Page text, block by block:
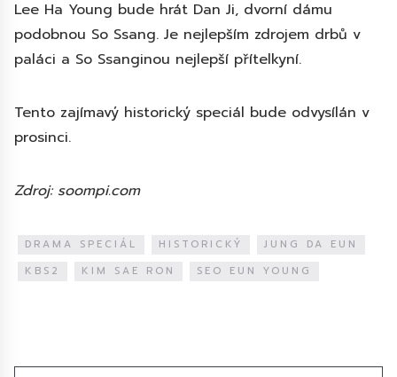
Lee Ha Young bude hrát Dan Ji, dvorní dámu
podobnou So Ssang. Je nejlepším zdrojem drbů v
paláci a So Ssanginou nejlepší přítelkyní.
Tento zajímavý historický speciál bude odvysílán v
prosinci.
Zdroj: soompi.com
DRAMA SPECIÁL HISTORICKÝ
JUNG DA EUN
KBS2
KIM SAE RON SEO EUN YOUNG